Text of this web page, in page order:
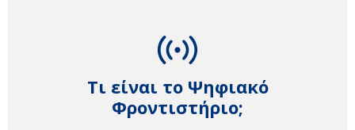
Τι είναι το Ψηφιακό
Φροντιστήριο;